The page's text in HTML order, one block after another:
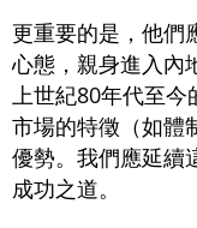
更重要的是，他們
心態，親身進入內
上世紀80年代至今
市場的特徵（如體
優勢。我們應延續
成功之道。